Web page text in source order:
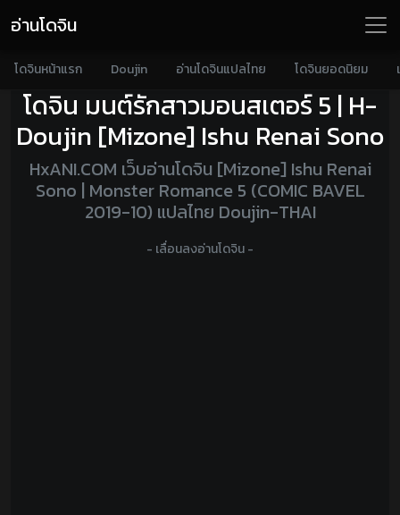
อ่านโดจิน
โดจินหน้าแรก Doujin อ่านโดจินแปลไทย โดจินยอดนิยม
โดจิน มนต์รักสาวมอนสเตอร์ 5 | H-
Doujin [Mizone] Ishu Renai Sono
HxANI.COM เว็บอ่านโดจิน [Mizone] Ishu Renai
Sono | Monster Romance 5 (COMIC BAVEL
2019-10) แปลไทย Doujin-THAI
- เลื่อนลงอ่านโดจิน -